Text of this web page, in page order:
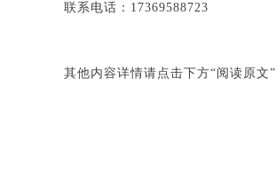
联系电话：17369588723
其他内容详情请点击下方“阅读原文”